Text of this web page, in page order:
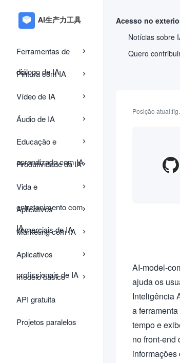
Ferramentas de
diálogo de IA
Pintura com IA
Vídeo de IA
Áudio de IA
Educação e
aprendizado com IA
Produtividade da IA
Vida e
entretenimento com
IA
Aplicativos
comerciais de IA
Marketing com IA
Aplicativos
profissionais de IA
modelo básico
API gratuita
Projetos paralelos
Acesso no
Notícias sobre
Quero
Posição atual:
AI-model-
ajuda os
Inteligência
a
tempo e
no front-end